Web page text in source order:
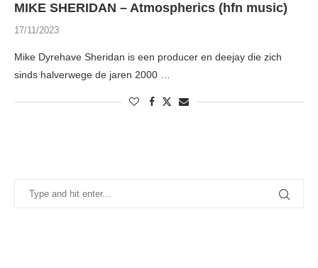
MIKE SHERIDAN – Atmospherics (hfn music)
17/11/2023
Mike Dyrehave Sheridan is een producer en deejay die zich
sinds halverwege de jaren 2000 …